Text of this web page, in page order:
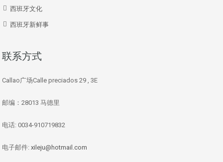
西班牙文化
西班牙新鲜事
联系方式
Callao广场Calle preciados 29 , 3E
邮编：28013 马德里
电话: 0034-910719832
电子邮件: xileju@hotmail.com